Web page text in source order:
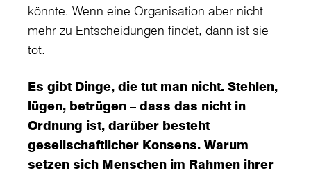
könnte. Wenn eine Organisation aber nicht
mehr zu Entscheidungen findet, dann ist sie
tot.
Es gibt Dinge, die tut man nicht. Stehlen,
lügen, betrügen – dass das nicht in
Ordnung ist, darüber besteht
gesellschaftlicher Konsens. Warum
setzen sich Menschen im Rahmen ihrer